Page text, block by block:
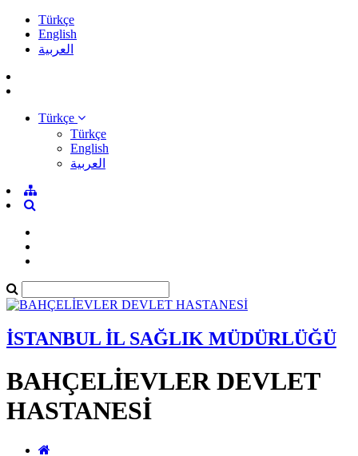
Türkçe
English
العربية
Türkçe
Türkçe
English
العربية
İSTANBUL İL SAĞLIK MÜDÜRLÜĞÜ
BAHÇELİEVLER DEVLET
HASTANESİ